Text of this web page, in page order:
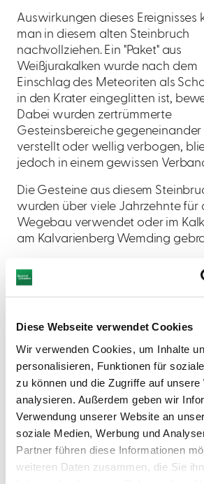
Diese Webseite verwendet Cookies
Wir verwenden Cookies, um Inhalte
personalisieren, Funktionen für
zu können und die Zugriffe auf unsere
analysieren. Außerdem geben wir
Verwendung unserer Website an
soziale Medien, Werbung und
Partner führen diese Informationen
weiteren Daten zusammen, die Sie
Auswirkungen dieses Ereignisses
man in diesem alten Steinbruch
nachvollziehen. Ein "Paket" aus
Weißjurakalken wurde nach dem
Einschlag des Meteoriten als
in den Krater eingeglitten ist,
Dabei wurden zertrümmerte
Gesteinsbereiche gegeneinander
verstellt oder wellig verbogen,
jedoch in einem gewissen
Die Gesteine aus diesem
wurden über viele Jahrzehnte für
Wegebau verwendet oder im
am Kalvarienberg Wemding